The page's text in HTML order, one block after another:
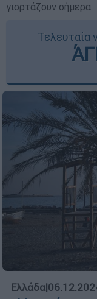
γιορτάζουν σήμερα
Τελευταία
Ελλάδα|